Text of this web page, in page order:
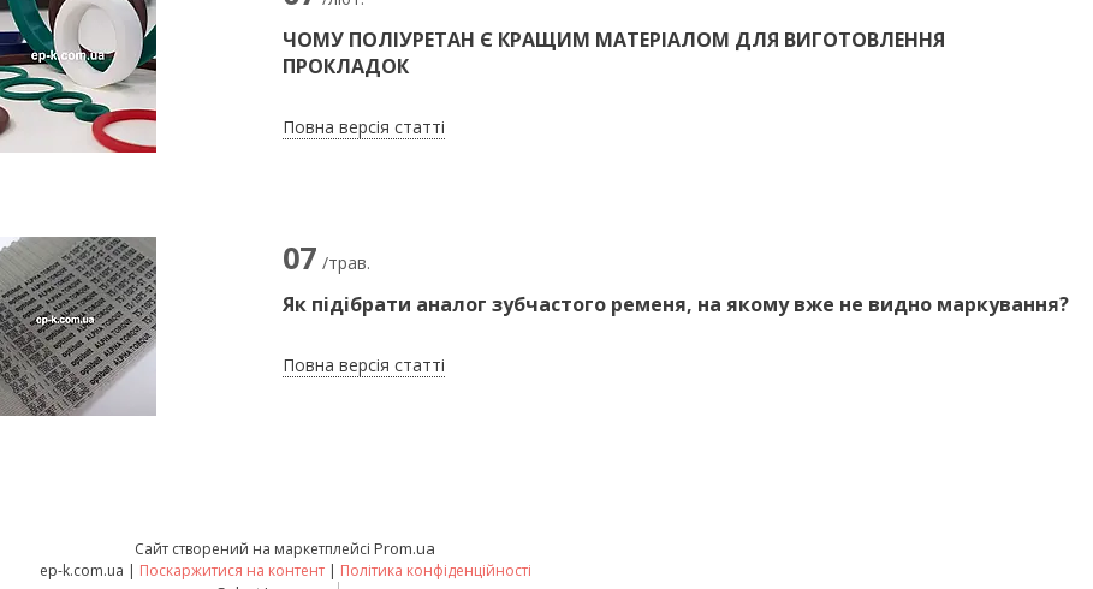
ЧОМУ ПОЛІУРЕТАН Є КРАЩИМ МАТЕРІАЛОМ ДЛЯ ВИГОТОВЛЕННЯ
ПРОКЛАДОК
Повна версія статті
07 /трав.
Як підібрати аналог зубчастого ременя, на якому вже не видно маркування?
Повна версія статті
Сайт створений на маркетплейсі Prom.ua
ep-k.com.ua | Поскаржитися на контент | Політика конфіденційності